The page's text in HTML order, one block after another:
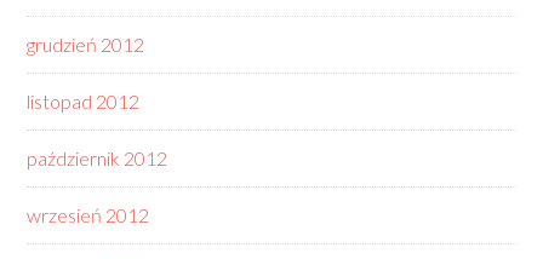
grudzień 2012
listopad 2012
październik 2012
wrzesień 2012